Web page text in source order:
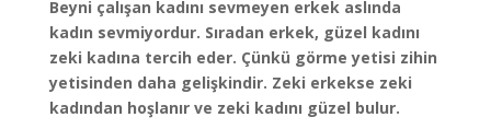
Beyni çalışan kadını sevmeyen erkek aslında
kadın sevmiyordur. Sıradan erkek, güzel kadını
zeki kadına tercih eder. Çünkü görme yetisi zihin
yetisinden daha gelişkindir. Zeki erkekse zeki
kadından hoşlanır ve zeki kadını güzel bulur.